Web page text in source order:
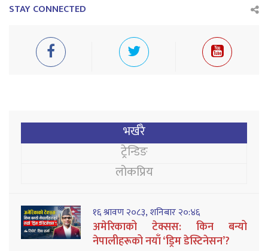
STAY CONNECTED
भर्खरै
ट्रेन्डिङ
लोकप्रिय
१६ श्रावण २०८३, शनिबार २०:४६
अमेरिकाको टेक्सस: किन बन्यो
नेपालीहरूको नयाँ ‘ड्रिम डेस्टिनेसन’?